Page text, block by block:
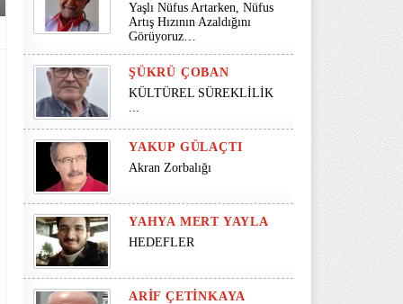
Yaşlı Nüfus Artarken, Nüfus
Artış Hızının Azaldığını
Görüyoruz…
ŞÜKRÜ ÇOBAN
KÜLTÜREL SÜREKLİLİK
...
YAKUP GÜLAÇTI
Akran Zorbalığı
YAHYA MERT YAYLA
HEDEFLER
ARIF ÇETINKAYA